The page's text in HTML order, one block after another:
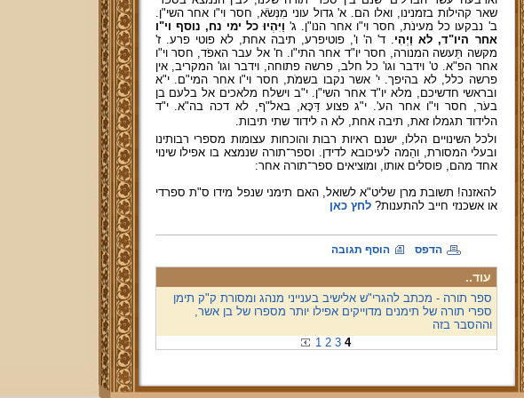
שאר קהילות בזמנינו, ואלו הם. א' גדול עוני מִנְּשֹׂא, חסר וי"ו אחר השי"ן.
ב' נבקעו כל מעינֹת, חסר וי"ו אחר הנו"ן. ג' וַיִּהְיוּ כל ימי נח, נוסף וי"ו
אחר היו"ד, לא וַיְהִי. ד' ה' ו', פוטיפרע, תיבה אחת, לא פוטי פרע. ז'
מקשה תֵּעשה המנורה, חסר יו"ד אחר התי"ו. ח' אל עבר האפֹד, חסר וי"ו
אחר הפ"א. ט' וידבר וגו' כל חלב, פרשה פתוחה, וידבר וגו' המקריב, אין
פרשה כלל, לא בהיפך. י' אשר נקבו בשמֹת, חסר וי"ו אחר המי"ם. י"א
ובראשי חדשיכם, מלא יו"ד אחר השי"ן. י"ב וישלח מלאכים אל בלעם בן
בעֹר, חסר וי"ו אחר הע'. י"ג פצוע דַּכָּא, באל"ף, לא דכה בה"א. י"ד
הלידוד תגמלו זאת, תיבה אחת, לא ה לידוד שתי תיבות.
ולכל השינויים הללו, ישנם ראיות רבות והוכחות עצומות מספרי רבותינו
ובעלי המסורת, והֵמה לעיכובא לדידן. וספר־תורה שנמצא בו אפילו שינוי
אחד מהם, פוסלים אותו, ומוציאים ספר־תורה אחר:
להאזנה! תשובת מרן שליט"א לשואל, האם תימני שנפל מידו ס"ת ספרדי
או אשכנזי חייב להתענות?לחץ כאן
הדפס הוסף תגובה
עוד..
ספר תורה - מכתב להגרי"ש אלישיב בענייני מנהג ומסורת ק"ק תימן
ספרי תורה של תימנים מדוייקים אפילו יותר מספרו של בן אשר,
וההסבר בזה
1 2 3 4